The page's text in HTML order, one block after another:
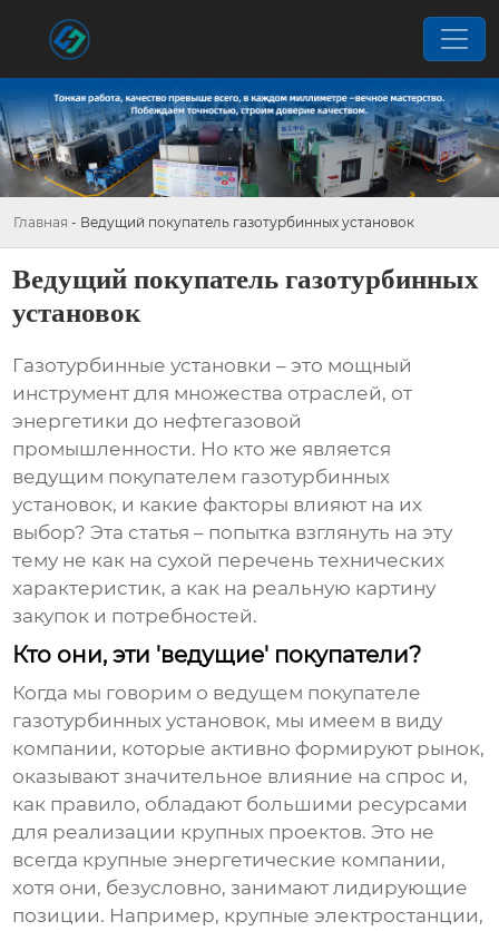
Главная - Ведущий покупатель газотурбинных установок
Ведущий покупатель газотурбинных
установок
Газотурбинные установки – это мощный
инструмент для множества отраслей, от
энергетики до нефтегазовой
промышленности. Но кто же является
ведущим покупателем газотурбинных
установок, и какие факторы влияют на их
выбор? Эта статья – попытка взглянуть на эту
тему не как на сухой перечень технических
характеристик, а как на реальную картину
закупок и потребностей.
Кто они, эти 'ведущие' покупатели?
Когда мы говорим о ведущем покупателе
газотурбинных установок, мы имеем в виду
компании, которые активно формируют рынок,
оказывают значительное влияние на спрос и,
как правило, обладают большими ресурсами
для реализации крупных проектов. Это не
всегда крупные энергетические компании,
хотя они, безусловно, занимают лидирующие
позиции. Например, крупные электростанции,